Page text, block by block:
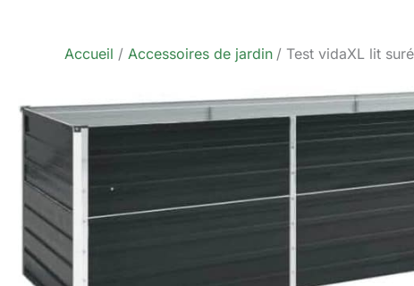
Accueil Accessoires de jardin Test vidaXL lit